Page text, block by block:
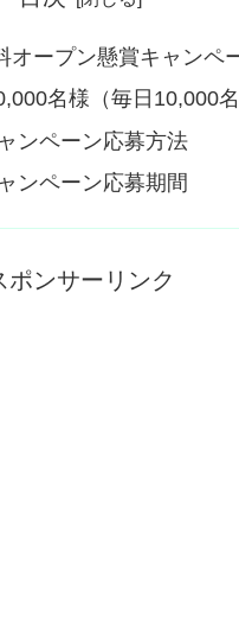
オープン懸賞キャンペ
名様（毎日10,000名
ンペーン応募方法
ンペーン応募期間
ポンサーリンク